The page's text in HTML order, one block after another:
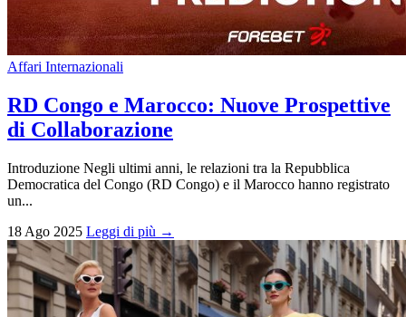
Affari Internazionali
RD Congo e Marocco: Nuove Prospettive
di Collaborazione
Introduzione Negli ultimi anni, le relazioni tra la Repubblica
Democratica del Congo (RD Congo) e il Marocco hanno registrato
un...
18 Ago 2025 Leggi di più →